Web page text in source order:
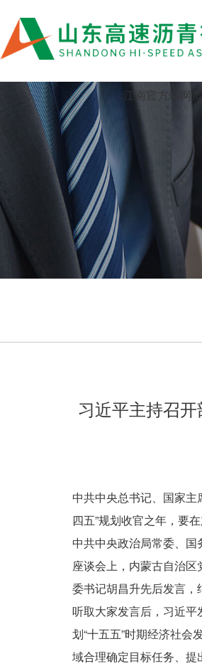
江南官方站网页
习近平主持召
中共中央总书记、国家
四五”规划收官之年，要
中共中央政治局常委、国
座谈会上，内蒙古自治
委书记胡昌升先后发言，
听取大家发言后，习近
划“十五五”时期经济社
域合理确定目标任务、